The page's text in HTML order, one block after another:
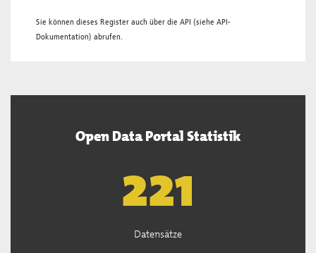
Sie können dieses Register auch über die API (siehe API-
Dokumentation) abrufen.
Open Data Portal Statistik
222
Datensätze